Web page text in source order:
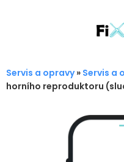
Servis a opravy» Servis a
horního reproduktoru